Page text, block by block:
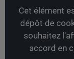
Cet élément
dépôt de
souhaitez
accord en